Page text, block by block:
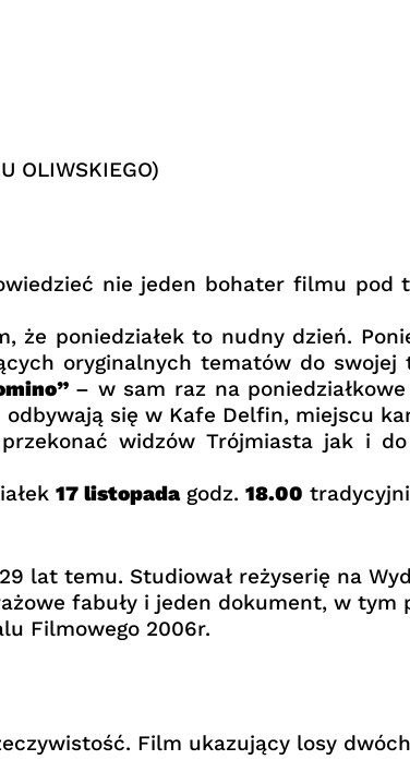
OLIWSKIEGO)
nie jeden bohater filmu
że poniedziałek to nudny dzień.
oryginalnych tematów do
– w sam raz na
się w Kafe Delfin, miejscu
widzów Trójmiasta jak i
17 listopadagodz. 18.00
lat temu. Studiował reżyserię na
fabuły i jeden dokument, w tym
Filmowego 2006r.
Film ukazujący losy